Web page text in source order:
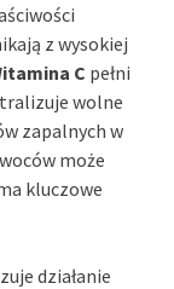
z wysokiej
C pełni
wolne
zapalnych w
może
kluczowe
działanie